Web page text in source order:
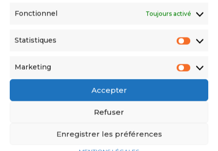
Fonctionnel Toujours activé
Statistiques
Marketing
Accepter
Refuser
Enregistrer les préférences
autoritaires. Il était l’un des rares hommes politiques
la défense des droits humains, à voir la dimension
manipulation. Il a écrit sa thèse de doctorat en droit
sur les droits de l’Homme en Afrique, sur ce qu’il
appelle « l’afro-fascisme ». C’est tout cela qui l’a
emmené à me demander d’être à ses côtés lors des